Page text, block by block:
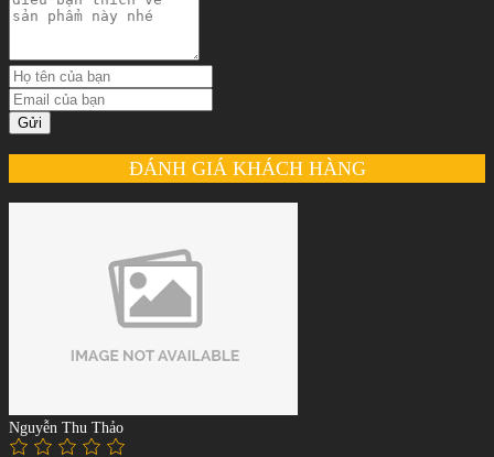
Gửi
ĐÁNH GIÁ KHÁCH HÀNG
Nguyễn Thu Thảo